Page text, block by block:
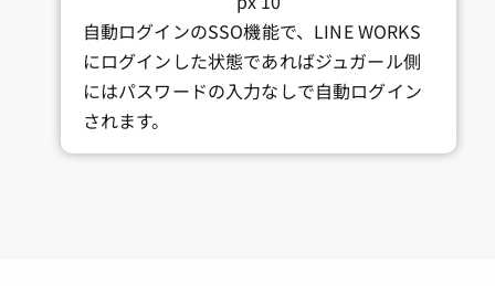
自動ログインのSSO機能で、LINE WORKS
にログインした状態であればジュガール側
にはパスワードの入力なしで自動ログイン
されます。